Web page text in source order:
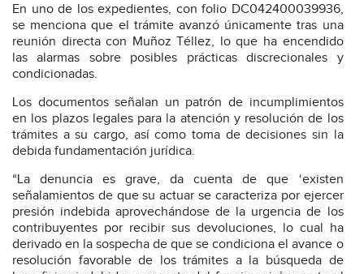
En uno de los expedientes, con folio DC042400039936,
se menciona que el trámite avanzó únicamente tras una
reunión directa con Muñoz Téllez, lo que ha encendido
las alarmas sobre posibles prácticas discrecionales y
condicionadas.
Los documentos señalan un patrón de incumplimientos
en los plazos legales para la atención y resolución de los
trámites a su cargo, así como toma de decisiones sin la
debida fundamentación jurídica.
“La denuncia es grave, da cuenta de que ‘existen
señalamientos de que su actuar se caracteriza por ejercer
presión indebida aprovechándose de la urgencia de los
contribuyentes por recibir sus devoluciones, lo cual ha
derivado en la sospecha de que se condiciona el avance o
resolución favorable de los trámites a la búsqueda de